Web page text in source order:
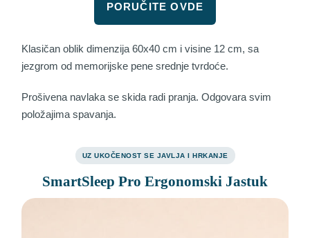
PORUČITE OVDE
Klasičan oblik dimenzija 60x40 cm i visine 12 cm, sa
jezgrom od memorijske pene srednje tvrdoće.
Prošivena navlaka se skida radi pranja. Odgovara svim
položajima spavanja.
UZ UKOČENOST SE JAVLJA I HRKANJE
SmartSleep Pro Ergonomski Jastuk